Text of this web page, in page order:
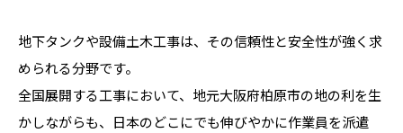
地下タンクや設備土木工事は、その信頼性と安全性が強く求
められる分野です。
全国展開する工事において、地元大阪府柏原市の地の利を生
かしながらも、日本のどこにでも伸びやかに作業員を派遣